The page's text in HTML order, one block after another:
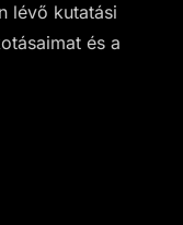
lévő kutatási
és a